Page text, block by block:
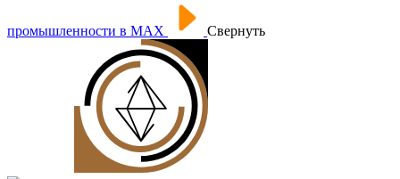
промышленности в МАХ Свернуть